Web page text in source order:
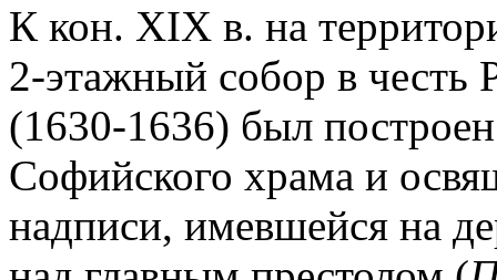
К кон. XIX в. на
2-этажный собор в честь
(1630-1636) был
Софийского храма и
надписи, имевшейся на